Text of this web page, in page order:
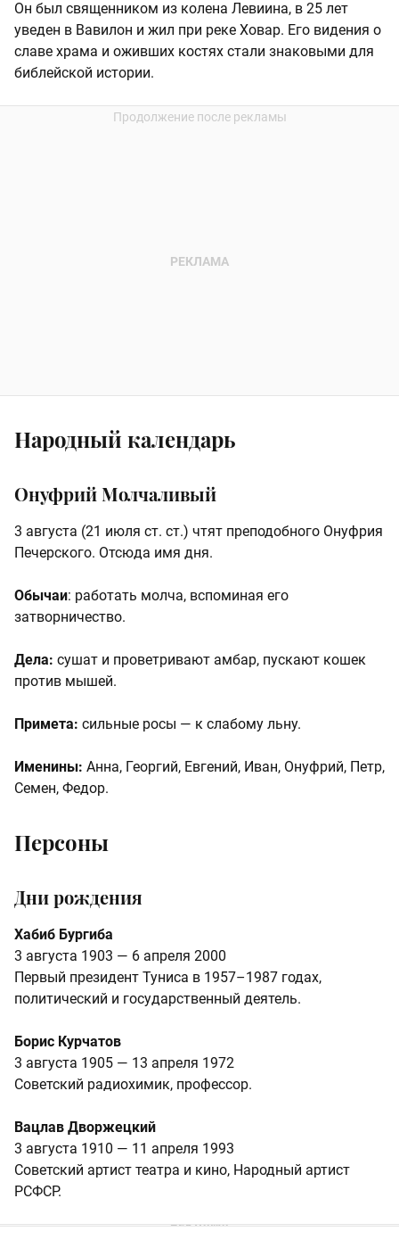
Он был священником из колена Левиина, в 25 лет
уведен в Вавилон и жил при реке Ховар. Его видения о
славе храма и оживших костях стали знаковыми для
библейской истории.
Народный календарь
Онуфрий Молчаливый
3 августа (21 июля ст. ст.) чтят преподобного Онуфрия
Печерского. Отсюда имя дня.
Обычаи: работать молча, вспоминая его
затворничество.
Дела: сушат и проветривают амбар, пускают кошек
против мышей.
Примета: сильные росы — к слабому льну.
Именины: Анна, Георгий, Евгений, Иван, Онуфрий, Петр,
Семен, Федор.
Персоны
Дни рождения
Хабиб Бургиба
3 августа 1903 — 6 апреля 2000
Первый президент Туниса в 1957–1987 годах,
политический и государственный деятель.
Борис Курчатов
3 августа 1905 — 13 апреля 1972
Советский радиохимик, профессор.
Вацлав Дворжецкий
3 августа 1910 — 11 апреля 1993
Советский артист театра и кино, Народный артист
РСФСР.